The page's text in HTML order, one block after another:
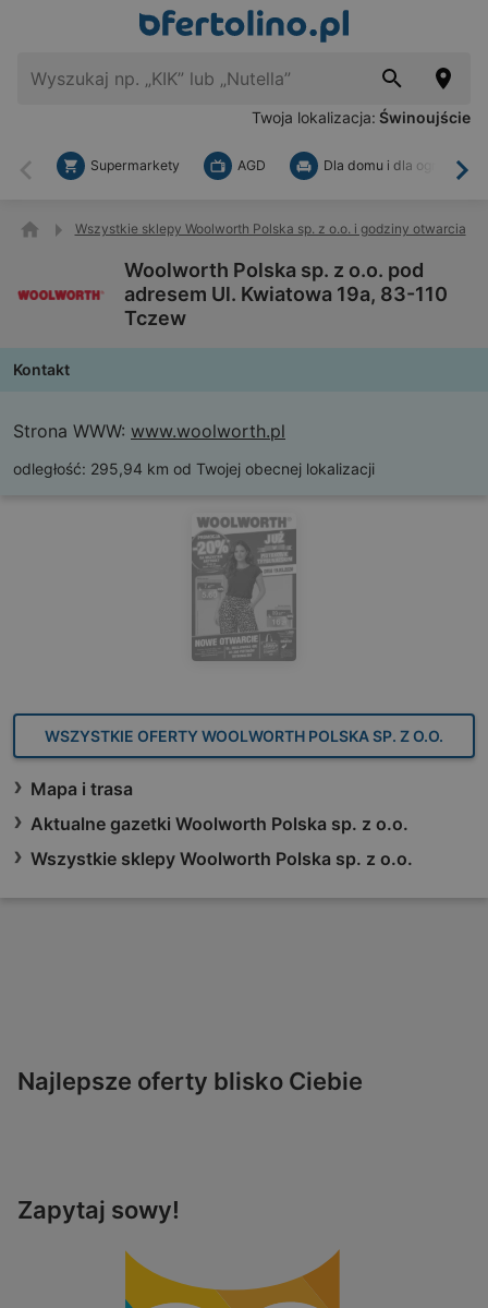
Twoja lokalizacja: Świnoujście
Wstecz
Supermarkety AGD Dla domu i dla ogrodu
Wszystkie sklepy Woolworth Polska sp. z o.o. i godziny otwarcia
Woolworth Polska sp. z o.o. pod
adresem Ul. Kwiatowa 19a, 83-110
Tczew
Kontakt
Strona WWW: www.woolworth.pl
odległość: 295,94 km od Twojej obecnej lokalizacji
WSZYSTKIE OFERTY WOOLWORTH POLSKA SP. Z O.O.
Mapa i trasa
Aktualne gazetki Woolworth Polska sp. z o.o.
Wszystkie sklepy Woolworth Polska sp. z o.o.
Najlepsze oferty blisko Ciebie
Zapytaj sowy!